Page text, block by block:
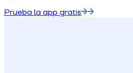
Prueba la app gratis